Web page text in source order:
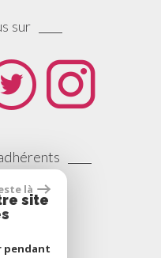
là
site
pendant